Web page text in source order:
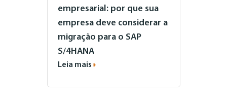
empresarial: por que sua
empresa deve considerar a
migração para o SAP
S/4HANA
Leia mais